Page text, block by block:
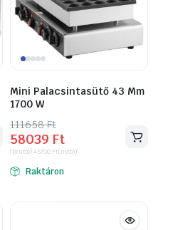
Mini Palacsintasütő 43 Mm
1700 W
111658Ft
Original
price
was:
111658 Ft.
58039 Ft
Current
price
is:
58039 Ft.
(bruttó) 45700 Ft(nettó)
Raktáron